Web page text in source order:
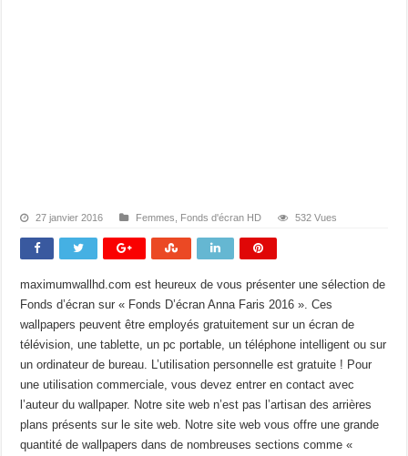
27 janvier 2016 Femmes Fonds d'écran HD 532 Vues
maximumwallhd.com est heureux de vous présenter une sélection de
Fonds d’écran sur « Fonds D’écran Anna Faris 2016 ». Ces
wallpapers peuvent être employés gratuitement sur un écran de
télévision, une tablette, un pc portable, un téléphone intelligent ou sur
un ordinateur de bureau. L’utilisation personnelle est gratuite ! Pour
une utilisation commerciale, vous devez entrer en contact avec
l’auteur du wallpaper. Notre site web n’est pas l’artisan des arrières
plans présents sur le site web. Notre site web vous offre une grande
quantité de wallpapers dans de nombreuses sections comme «